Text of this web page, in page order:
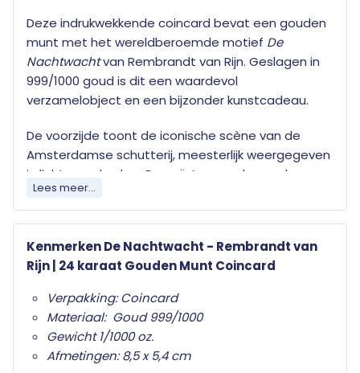
Deze indrukwekkende coincard bevat een gouden
munt met het wereldberoemde motief De
Nachtwachtvan Rembrandt van Rijn. Geslagen in
999/1000 goud is dit een waardevol
verzamelobject en een bijzonder kunstcadeau.
De voorzijde toont de iconische scène van de
Amsterdamse schutterij, meesterlijk weergegeven
in licht en schaduw. De geïntegreerde gouden
munt bevat een abstract detail van het schilderij.
Op de achterzijde vind je de numismatische
RembrandtsDe Nachtwachtis een van de
en een symbool van de Nederlandse schilderkunst.
Deze exclusieve coincard brengt het historische
motief in een compacte en elegante vorm tot
leven.
Lees meer...
Kenmerken De Nachtwacht - Rembrandt van
Rijn | 24 karaat Gouden Munt Coincard
Verpakking: Coincard
Materiaal: Goud 999/1000
Gewicht 1/1000 oz.
Afmetingen: 8,5 x 5,4 cm